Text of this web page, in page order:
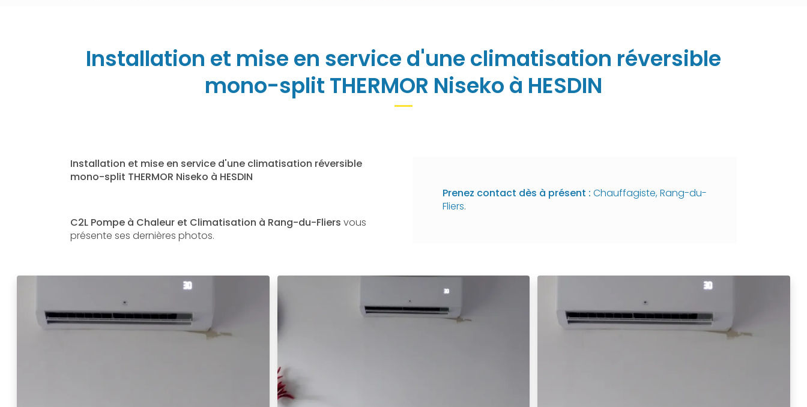
Installation et mise en service d'une climatisation réversible
mono-split THERMOR Niseko à HESDIN
Installation et mise en service d'une climatisation réversible
mono-split THERMOR Niseko à HESDIN
C2L Pompe à Chaleur et Climatisation à Rang-du-Fliers vous
présente ses dernières photos.
Prenez contact dès à présent : Chauffagiste, Rang-du-
Fliers.